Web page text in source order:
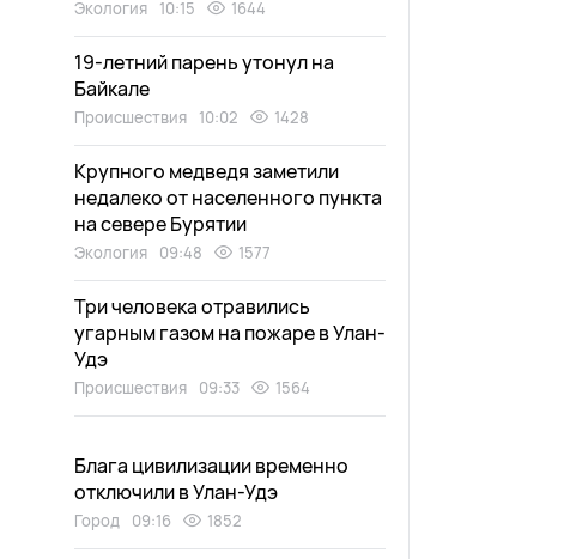
Экология 10:15 1644
19-летний парень утонул на
Байкале
Происшествия 10:02 1428
Крупного медведя заметили
недалеко от населенного пункта
на севере Бурятии
Экология 09:48 1577
Три человека отравились
угарным газом на пожаре в Улан-
Удэ
Происшествия 09:33 1564
Блага цивилизации временно
отключили в Улан-Удэ
Город 09:16 1852